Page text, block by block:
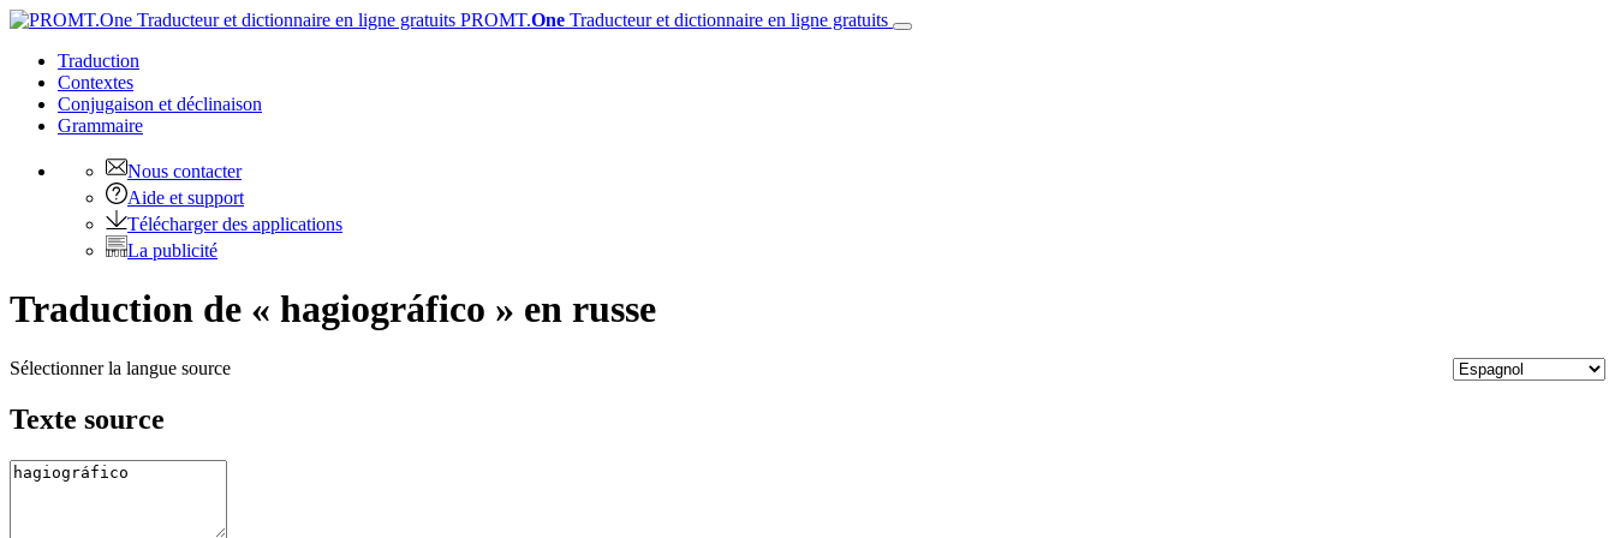
PROMT.One Traducteur et dictionnaire en ligne gratuits
Traduction
Contextes
Conjugaison et déclinaison
Grammaire
Nous contacter
Aide et support
Télécharger des applications
La publicité
Traduction de « hagiográfico » en russe
Sélectionner la langue source
Texte source